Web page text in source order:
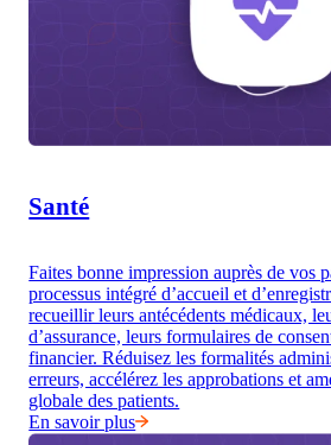
Santé
Faites bonne impression auprès de vos
processus intégré d’accueil et
recueillir leurs antécédents médicaux,
d’assurance, leurs formulaires de
financier. Réduisez les formalités
erreurs, accélérez les approbations et
globale des patients.
En savoir plus